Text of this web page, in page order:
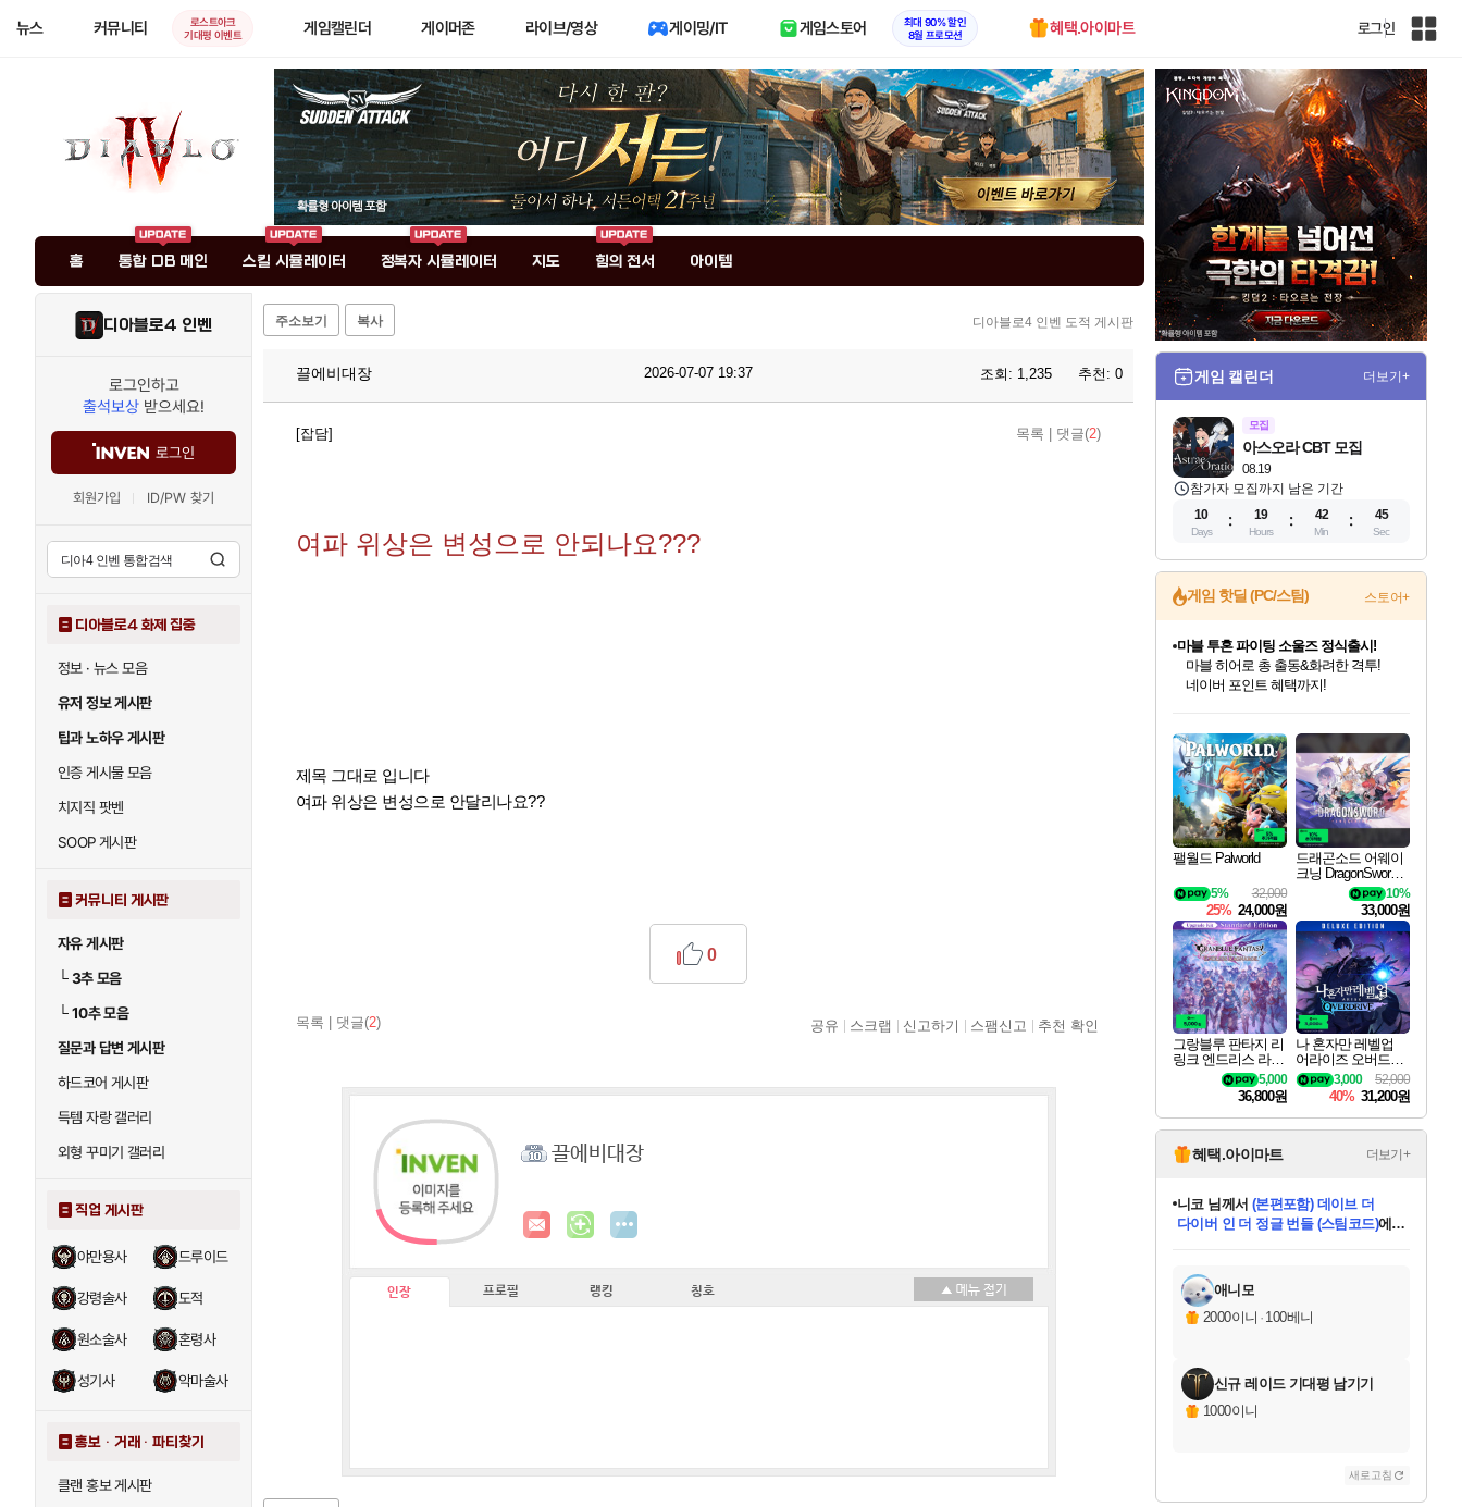
뉴스 커뮤니티
로스트아크
기대평 이벤트
게임캘린더 게이머존 라이브/영상 게이밍/IT 게임스토어
최대 90% 할인
8월 프로모션
혜택.아이마트 로그인
인
전
체
사
이
트
맵
홈 통합 DB 메인 스킬 시뮬레이터 정복자 시뮬레이터 지도 힘의 전서 아이템
디아블로4 인벤
로그인하고
출석보상 받으세요!
로그인
회원가입 ID/PW 찾기
디아블로4 화제 집중
정보 · 뉴스 모음
유저 정보 게시판
팁과 노하우 게시판
인증 게시물 모음
치지직 팟벤
SOOP 게시판
커뮤니티 게시판
자유 게시판
└3추 모음
└10추 모음
질문과 답변 게시판
하드코어 게시판
득템 자랑 갤러리
외형 꾸미기 갤러리
직업 게시판
야만용사 드루이드
강령술사 도적
원소술사 혼령사
성기사 악마술사
홍보 · 거래 · 파티찾기
클랜 홍보 게시판
주소보기 복사 디아블로4 인벤 도적 게시판
끌에비대장 2026-07-07 19:37 조회: 1,235 추천: 0
[잡담] 목록 댓글(2)
여파 위상은 변성으로 안되나요???
제목 그대로 입니다
여파 위상은 변성으로 안달리나요??
목록 댓글(2)
0
공유 스크랩 신고하기 스팸신고 추천 확인
끌에비대장
인장 프로필 랭킹 칭호
게임 캘린더 더보기+
모집
08.19
아스오라 CBT 모집
참가자 모집까지 남은 기간
10
Days
19
Hours
42
Min
43
Sec
게임 핫딜 (PC/스팀) 스토어+
최대 90% 할인가를 만나보세요!
네이버혜택과 함께 만나보세요!
50%할인&추가 적립까지!
마블 투혼 파이팅 소울즈 정식출시!
마블 히어로 총 출동&화려한 격투!
네이버 포인트 혜택까지!
이니&베니 혜택까지!
네이버 혜택가와 함께 예약하세요!
할인&네이버혜택으로 만나보세요!
네이버페이 혜택과 만나보세요!
40주년 프로모션으로 만나보세요!
할인가에 만나보세요!
일부 에디션 상시 할인!
혜택으로 예약 판매 중
편안하게 충전하세요
팰월드 Palworld
32,000
5%
25% 24,000원
드래곤소드 어웨이
크닝 DragonSword A
10%
33,000원
그랑블루 판타지 리
링크 엔드리스 라그
나로크 업그레이드
킷 Granblue Fantasy
Relink Endless Ragn
arok Upgrade Kit DL
C
5,000
36,800원
나 혼자만 레벨업
어라이즈 오버드라
이브 디럭스 에디션
Solo Leveling Arise
Overdrive Deluxe Edi
tion
52,000
3,000
40% 31,200원
혜택.아이마트 더보기+
교환.
당첨되셨습니다.
니코님께서 (본편포함) 데이브 더
다이버 인 더 정글 번들 (스팀코드)에
당첨되셨습니다.
당첨되셨습니다.
당첨되셨습니다.
당첨되셨습니다.
당첨되셨습니다.
에디션 (스팀코드)
당첨되셨습니다.
애니모
2000이니 · 100베니
신규 레이드 기대평 남기기
1000이니
새로고침